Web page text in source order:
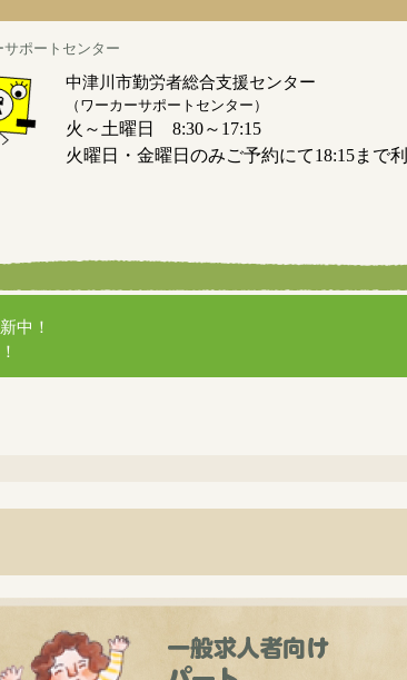
ポートセンター
中津川市勤労者総合支援センター
（ワーカーサポートセンター）
火～土曜日 8:30～17:15
火曜日・金曜日のみご予約にて18:15まで
中！